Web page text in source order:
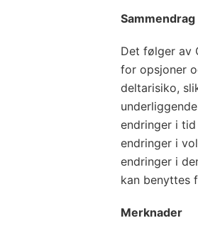
Det følger av
for opsjoner
deltarisiko,
endringer i
endringer i
endringer i
kan benyttes
Merknader